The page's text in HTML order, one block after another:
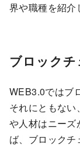
界や職種を紹介
ブロック
WEB3.0ではブ
それにともな
や人材はニーズ
ば、ブロック